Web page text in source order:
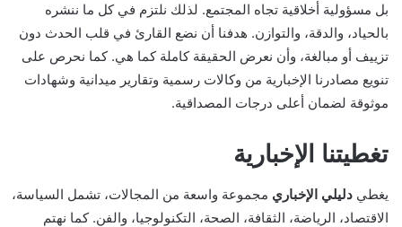
بل مسؤولية أخلاقية تجاه المجتمع. لذلك نلتزم في كل ما ننشره
بالحياد، والدقة، والتوازن. هدفنا أن نضع القارئ في قلب الحدث دون
تزييف أو مبالغة، وأن نعرض الحقيقة كاملة كما هي. كما نحرص على
تنويع مصادرنا الإخبارية من وكالات رسمية وتقارير ميدانية وشهادات
موثوقة لضمان أعلى درجات المصداقية.
تغطيتنا الإخبارية
يغطي دليلي الإخباري مجموعة واسعة من المجالات، تشمل السياسة،
الاقتصاد، الرياضة، الثقافة، الصحة، التكنولوجيا، والفن. كما نهتم